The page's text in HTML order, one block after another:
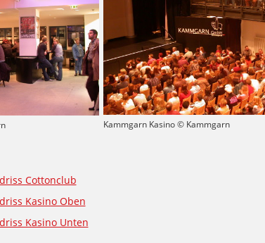
Kammgarn Kasino © Kammgarn
Cottonclub
Kasino Oben
Kasino Unten